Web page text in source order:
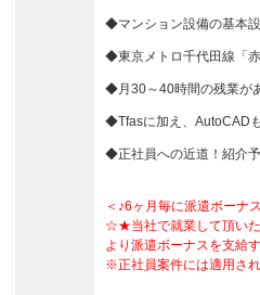
◆マンション設備の基本
◆東京メトロ千代田線「
◆月30～40時間の残業が
◆Tfasに加え、AutoCAD
◆正社員への近道！紹介
＜♪6ヶ月毎に派遣ボーナ
☆★当社で就業して頂いた
より派遣ボーナスを支給
※正社員案件には適用され